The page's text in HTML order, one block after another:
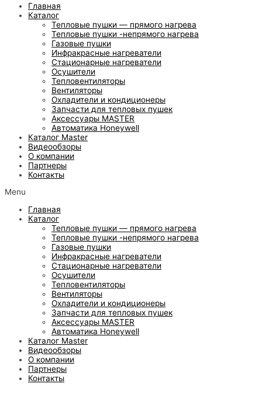
Главная
Каталог
Тепловые пушки — прямого нагрева
Тепловые пушки -непрямого нагрева
Газовые пушки
Инфракрасные нагреватели
Стационарные нагреватели
Осушители
Тепловентиляторы
Вентиляторы
Охладители и кондиционеры
Запчасти для тепловых пушек
Аксессуары MASTER
Автоматика Honeywell
Каталог Master
Видеообзоры
О компании
Партнеры
Контакты
Menu
Главная
Каталог
Тепловые пушки — прямого нагрева
Тепловые пушки -непрямого нагрева
Газовые пушки
Инфракрасные нагреватели
Стационарные нагреватели
Осушители
Тепловентиляторы
Вентиляторы
Охладители и кондиционеры
Запчасти для тепловых пушек
Аксессуары MASTER
Автоматика Honeywell
Каталог Master
Видеообзоры
О компании
Партнеры
Контакты